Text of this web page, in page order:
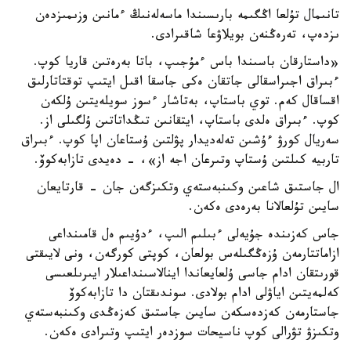
تانىمال تۇلعا اڭگىمە بارىسىندا ماسەلەنىڭ ءمانىن وزىمىزدەن
ىزدەپ، تەرەڭنەن بويلاۋعا شاقىرادى.
«داستارقان باسىندا باس ءمۇجىپ، باتا بەرەتىن قاريا كوپ.
ءبىراق اجىراسقالى جاتقان ەكى جاسقا اقىل ايتىپ توقتاتارلىق
اقساقال كەم. توي باستاپ، بەتاشار ءسوز سويلەيتىن ۇلكەن
كوپ. ءبىراق ەلدى باستاپ، ايتقانىن تىڭداتاتىن ۇلگىلى از.
سەريال كورۋ ءۇشىن تەلەديدار پۋلتىن ۇستاعان اپا كوپ. ءبىراق
تاربيە كىلتىن ۇستاپ وتىرعان اجە از»، - دەيدى تازابەكوۆ.
ال جاستىق شاعىن وكىنبەستەي وتكىزگەن جان - قارتايعان
سايىن تۇلعالانا بەرەدى ەكەن.
جاس كەزىندە جۇيەلى ءبىلىم الىپ، ءدۇيىم ەل قامىنداعى
ازاماتتارمەن ۇزەڭگىلەس بولعان، كوپتى كورگەن، ونى لايىقتى
قورىتقان ادام جاسى ۇلعايعاندا اينالاسىنداعىلار ايىرىلعىسى
كەلمەيتىن اياۋلى ادام بولادى. سوندىقتان دا تازابەكوۆ
جاستارمەن كەزدەسكەن سايىن جاستىق كەزەڭدى وكىنبەستەي
وتكىزۋ تۋرالى كوپ ناسيحات سوزدەر ايتىپ وتىرادى ەكەن.